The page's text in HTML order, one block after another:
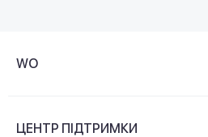
WO
ЦЕНТР ПІДТРИМКИ